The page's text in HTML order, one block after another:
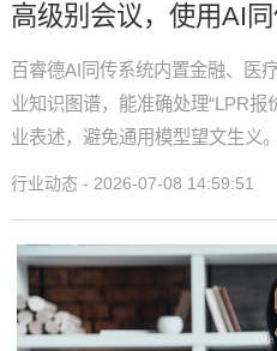
高级别会议，使用AI
百睿德AI同传系统内置金融、医
业知识图谱，能准确处理“LPR报
业表述，避免通用模型望文生义。
行业动态 - 2026-07-08 14:59:51